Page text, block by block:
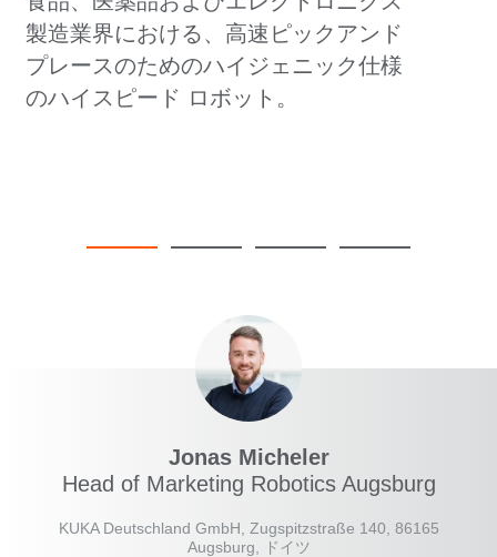
製造業界における、高速ピックアンド
プレースのためのハイジェニック仕様
のハイスピード ロボット。
Jonas Micheler
Head of Marketing Robotics Augsburg
KUKA Deutschland GmbH, Zugspitzstraße 140, 86165
Augsburg, ドイツ